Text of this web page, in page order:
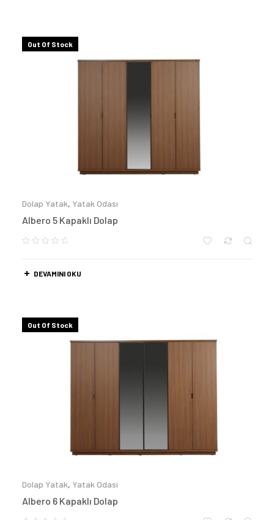
Out Of Stock
Dolap Yatak, Yatak Odası
Albero 5 Kapaklı Dolap
DEVAMINI OKU
Out Of Stock
Dolap Yatak, Yatak Odası
Albero 6 Kapaklı Dolap